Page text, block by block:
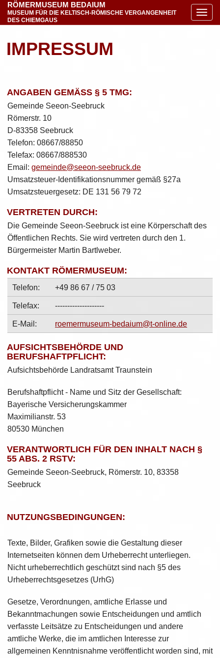
RÖMERMUSEUM BEDAIUM
MUSEUM FÜR DIE KELTISCH-RÖMISCHE VERGANGENHEIT
DES CHIEMGAUS
IMPRESSUM
ANGABEN GEMÄSS § 5 TMG:
Gemeinde Seeon-Seebruck
Römerstr. 10
D-83358 Seebruck
Telefon: 08667/88850
Telefax: 08667/888530
Email: gemeinde@seeon-seebruck.de
Umsatzsteuer-Identifikationsnummer gemäß §27a
Umsatzsteuergesetz: DE 131 56 79 72
VERTRETEN DURCH:
Die Gemeinde Seeon-Seebruck ist eine Körperschaft des
Öffentlichen Rechts. Sie wird vertreten durch den 1.
Bürgermeister Martin Bartlweber.
KONTAKT RÖMERMUSEUM:
Telefon: +49 86 67 / 75 03
Telefax: --------------------
E-Mail: roemermuseum-bedaium@t-online.de
AUFSICHTSBEHÖRDE UND
BERUFSHAFTPFLICHT:
Aufsichtsbehörde Landratsamt Traunstein
Berufshaftpflicht - Name und Sitz der Gesellschaft:
Bayerische Versicherungskammer
Maximilianstr. 53
80530 München
VERANTWORTLICH FÜR DEN INHALT NACH §
55 ABS. 2 RSTV:
Gemeinde Seeon-Seebruck, Römerstr. 10, 83358
Seebruck
NUTZUNGSBEDINGUNGEN:
Texte, Bilder, Grafiken sowie die Gestaltung dieser
Internetseiten können dem Urheberrecht unterliegen.
Nicht urheberrechtlich geschützt sind nach §5 des
Urheberrechtsgesetzes (UrhG)
Gesetze, Verordnungen, amtliche Erlasse und
Bekanntmachungen sowie Entscheidungen und amtlich
verfasste Leitsätze zu Entscheidungen und andere
amtliche Werke, die im amtlichen Interesse zur
allgemeinen Kenntnisnahme veröffentlicht worden sind, mit